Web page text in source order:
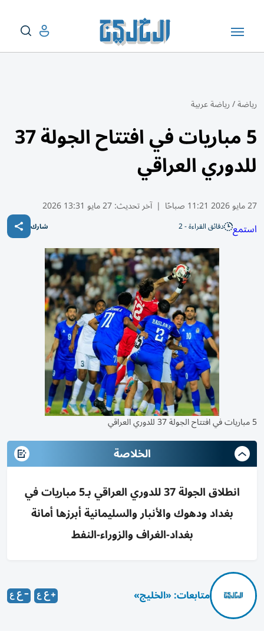
رياضة/رياضة عربية
5 مباريات في افتتاح الجولة 37
للدوري العراقي
27 مايو 2026 11:21 صباحًا | آخر تحديث:27 مايو 13:31 2026
استمع دقائق القراءة - 2 شارك
5 مباريات في افتتاح الجولة 37 للدوري العراقي
الخلاصة
انطلاق الجولة 37 للدوري العراقي بـ5 مباريات في
بغداد ودهوك والأنبار والسليمانية أبرزها أمانة
بغداد-الغراف والزوراء-النفط
متابعات: «الخليج»